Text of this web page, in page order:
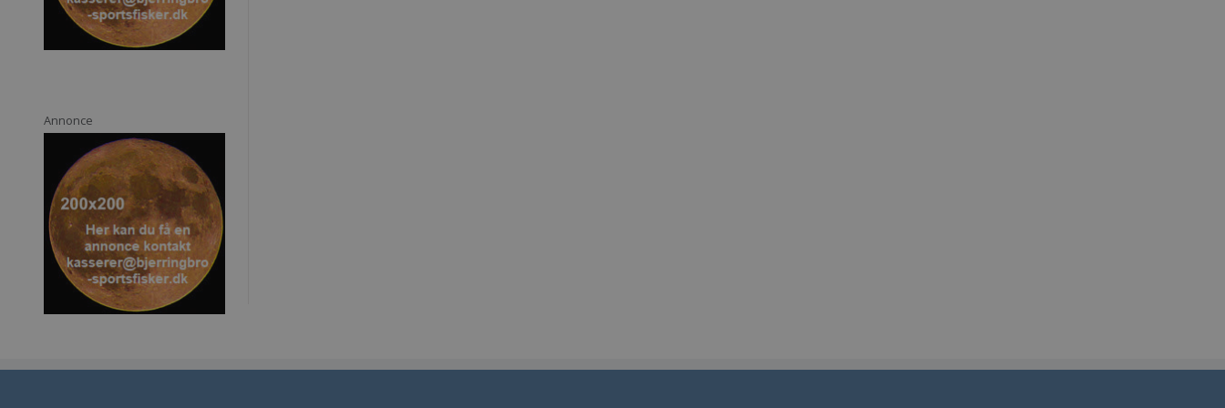
Annonce